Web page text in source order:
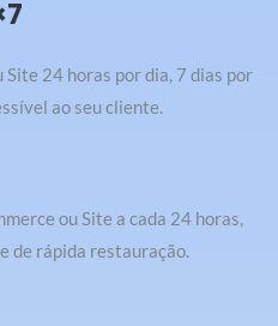
24 horas por dia, 7 dias por
ao seu cliente.
ou Site a cada 24 horas,
de rápida restauração.